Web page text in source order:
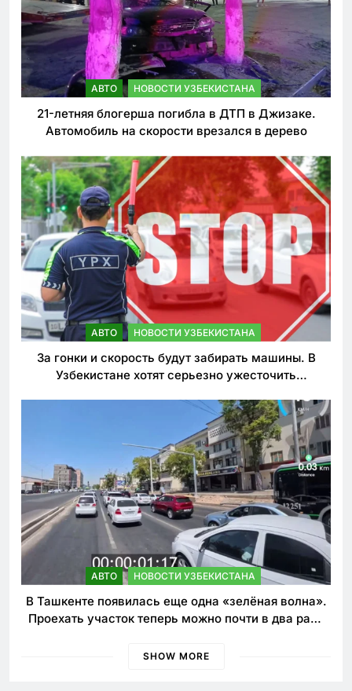
АВТО НОВОСТИ УЗБЕКИСТАНА
21-летняя блогерша погибла в ДТП в Джизаке.
Автомобиль на скорости врезался в дерево
АВТО НОВОСТИ УЗБЕКИСТАНА
За гонки и скорость будут забирать машины. В
Узбекистане хотят серьезно ужесточить
АВТО НОВОСТИ УЗБЕКИСТАНА
В Ташкенте появилась еще одна «зелёная волна».
Проехать участок теперь можно почти в два раза
SHOW MORE